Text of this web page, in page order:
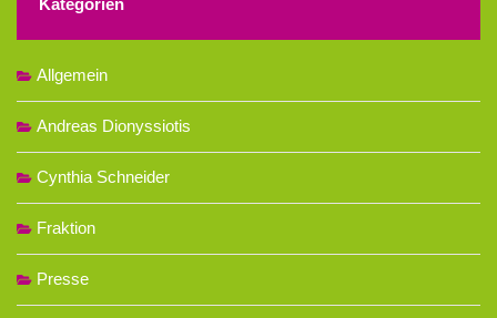
Allgemein
Andreas Dionyssiotis
Cynthia Schneider
Fraktion
Presse